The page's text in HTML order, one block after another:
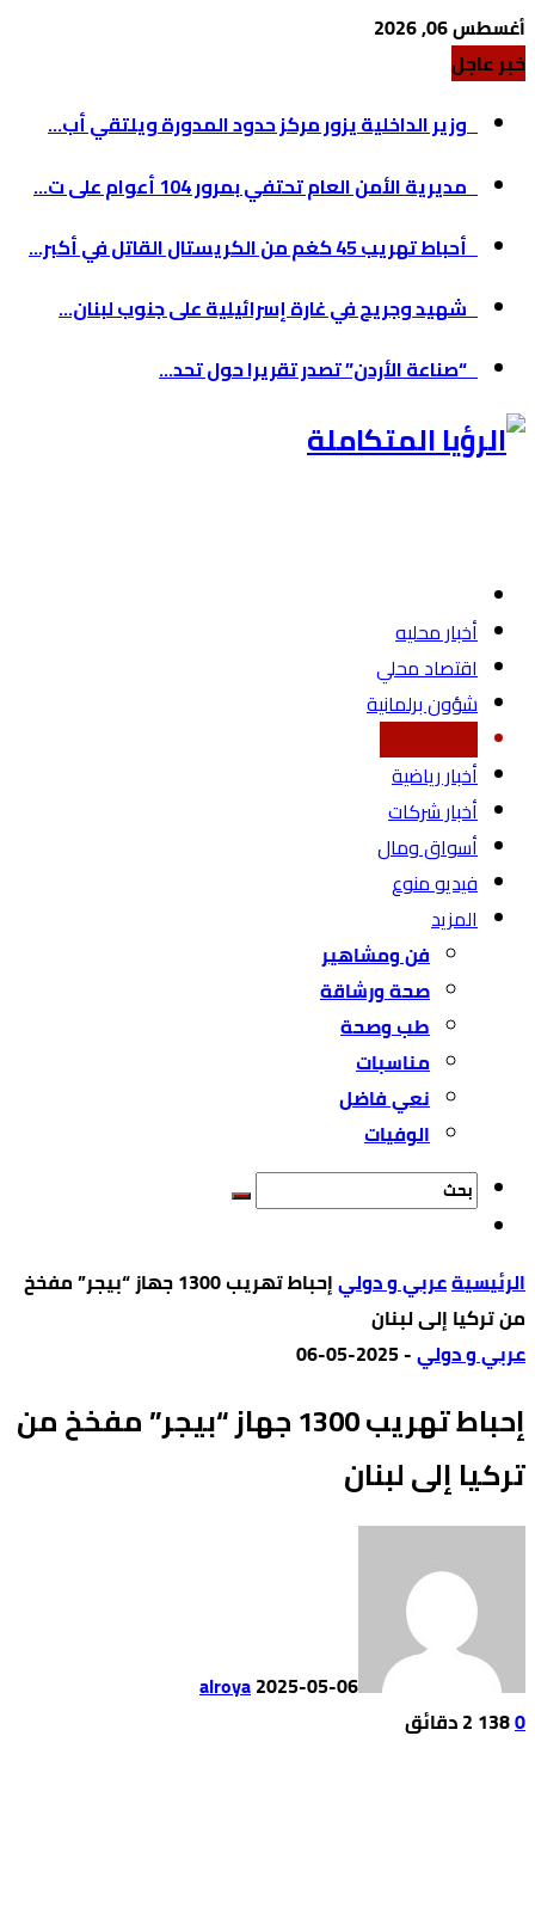
أغسطس 06, 2026
خبر عاجل
وزير الداخلية يزور مركز حدود المدورة ويلتقي أب...
مديرية الأمن العام تحتفي بمرور 104 أعوام على ت...
أحباط تهريب 45 كغم من الكريستال القاتل في أكبر...
شهيد وجريح في غارة إسرائيلية على جنوب لبنان...
“صناعة الأردن” تصدر تقريرا حول تحد...
أخبار محليه
اقتصاد محلي
شؤون برلمانية
أخبار رياضية
أخبار شركات
أسواق ومال
فيديو منوع
المزيد
فن ومشاهير
صحة ورشاقة
طب وصحة
مناسبات
نعي فاضل
الوفيات
‫الرئيسية‬عربي و دولي
إحباط تهريب 1300 جهاز “بيجر” مفخخ
من تركيا إلى لبنان
عربي و دولي-
2025-05-06
إحباط تهريب 1300 جهاز “بيجر” مفخخ من
تركيا إلى لبنان
alroya2025-05-06
0
138 2 ‫دقائق‬